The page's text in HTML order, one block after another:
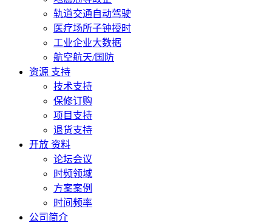
轨道交通自动驾驶
医疗场所子钟授时
工业企业大数据
航空航天/国防
资源 支持
技术支持
保修订购
项目支持
退货支持
开放 资料
论坛会议
时频领域
方案案例
时间频率
公司简介